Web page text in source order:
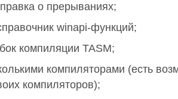
о прерываниях;
winapi-функций;
компиляции TASM;
компиляторами (есть
компиляторов);